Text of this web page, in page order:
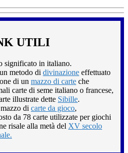
UTILI
significato in italiano.
metodo di divinazione effettuato
di un mazzo di carte che
carte di seme italiano o francese,
illustrate dette Sibille.
di carte da gioco,
da 78 carte utilizzate per giochi
risale alla metà del XV secolo